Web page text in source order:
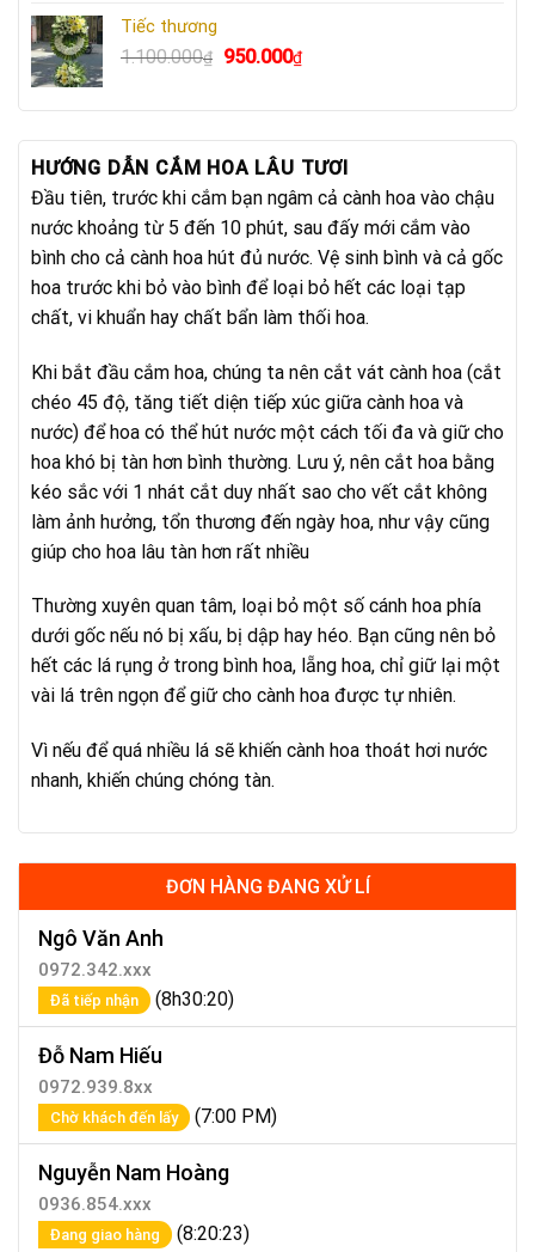
750.000₫.
640.000₫.
Tiếc thương
1.100.000₫
Giá
là:
950.000₫Giá
tại
950.000₫.
HƯỚNG DẪN CẮM HOA LÂU TƯƠI
Đầu tiên, trước khi cắm bạn ngâm cả cành hoa vào chậu
nước khoảng từ 5 đến 10 phút, sau đấy mới cắm vào
bình cho cả cành hoa hút đủ nước. Vệ sinh bình và cả gốc
hoa trước khi bỏ vào bình để loại bỏ hết các loại tạp
chất, vi khuẩn hay chất bẩn làm thối hoa.
Khi bắt đầu cắm hoa, chúng ta nên cắt vát cành hoa (cắt
chéo 45 độ, tăng tiết diện tiếp xúc giữa cành hoa và
nước) để hoa có thể hút nước một cách tối đa và giữ cho
hoa khó bị tàn hơn bình thường. Lưu ý, nên cắt hoa bằng
kéo sắc với 1 nhát cắt duy nhất sao cho vết cắt không
làm ảnh hưởng, tổn thương đến ngày hoa, như vậy cũng
giúp cho hoa lâu tàn hơn rất nhiều
Thường xuyên quan tâm, loại bỏ một số cánh hoa phía
dưới gốc nếu nó bị xấu, bị dập hay héo. Bạn cũng nên bỏ
hết các lá rụng ở trong bình hoa, lẵng hoa, chỉ giữ lại một
vài lá trên ngọn để giữ cho cành hoa được tự nhiên.
Vì nếu để quá nhiều lá sẽ khiến cành hoa thoát hơi nước
nhanh, khiến chúng chóng tàn.
ĐƠN HÀNG ĐANG XỬ LÍ
Ngô Văn Anh
0972.342.xxx
Đã tiếp nhận (8h30:20)
Đỗ Nam Hiếu
0972.939.8xx
Chờ khách đến lấy (7:00 PM)
Nguyễn Nam Hoàng
0936.854.xxx
Đang giao hàng (8:20:23)